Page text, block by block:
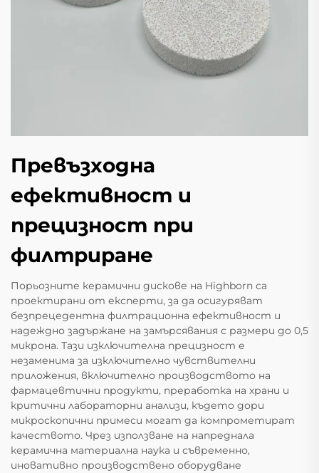
Превъзходна
ефективност и
прецизност при
филтриране
Порьозните керамични дискове на Highborn са
проектирани от експерти, за да осигуряват
безпрецедентна филтрационна ефективност и
надеждно задържане на замърсявания с размери до 0,5
микрона. Тази изключителна прецизност е
незаменима за изключително чувствителни
приложения, включително производството на
фармацевтични продукти, преработка на храни и
критични лабораторни анализи, където дори
микроскопични примеси могат да компрометират
качеството. Чрез използване на напреднала
керамична материална наука и съвременно,
иновативно производствено оборудване